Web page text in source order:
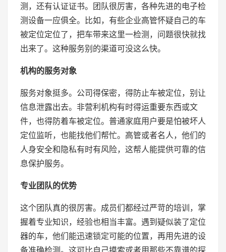
测，还有认证证书。团队很厉害，各种先进的电子检
测设备一应俱全。比如，有些企业高管怀疑自己的车
被定位定位了，把车带来这里一检测，问题很快就找
出来了。这种服务别的渠道可没这么快。
机构的服务对象
服务对象挺多。公司得保密，得防止车被定位，别让
信息泄露出去。非营利机构有时得运重要东西或文
件，也得防着车被定位。普通家庭用户要是怕被坏人
定位监听，也能找他们帮忙。高管或者名人，他们的
人身安全和隐私有时有风险，这帮人能提供可靠的信
息保护服务。
专业团队的优势
这个团队真的很厉害。成员们都经过严苛的培训，掌
握着专业知识，经验也相当丰富。遇到疑似装了定位
器的车，他们能迅速锁定可能的位置，再用先进的设
备准确检测。这可比自己摸索或者用那些不靠谱的探